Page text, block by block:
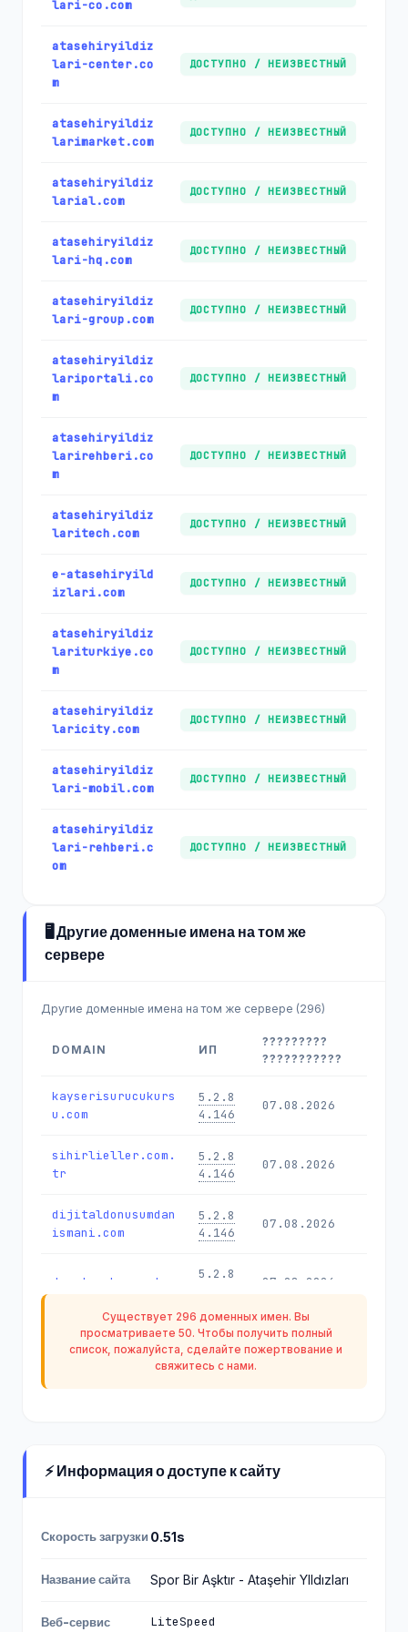
lari-co.com
atasehiryildiz
lari-center.co
m
ДОСТУПНО / НЕИЗВЕСТНЫЙ
atasehiryildiz
larimarket.com
ДОСТУПНО / НЕИЗВЕСТНЫЙ
atasehiryildiz
larial.com
ДОСТУПНО / НЕИЗВЕСТНЫЙ
atasehiryildiz
lari-hq.com
ДОСТУПНО / НЕИЗВЕСТНЫЙ
atasehiryildiz
lari-group.com
ДОСТУПНО / НЕИЗВЕСТНЫЙ
atasehiryildiz
lariportali.co
m
ДОСТУПНО / НЕИЗВЕСТНЫЙ
atasehiryildiz
larirehberi.co
m
ДОСТУПНО / НЕИЗВЕСТНЫЙ
atasehiryildiz
laritech.com
ДОСТУПНО / НЕИЗВЕСТНЫЙ
e-atasehiryild
izlari.com
ДОСТУПНО / НЕИЗВЕСТНЫЙ
atasehiryildiz
lariturkiye.co
m
ДОСТУПНО / НЕИЗВЕСТНЫЙ
atasehiryildiz
laricity.com
ДОСТУПНО / НЕИЗВЕСТНЫЙ
atasehiryildiz
lari-mobil.com
ДОСТУПНО / НЕИЗВЕСТНЫЙ
atasehiryildiz
lari-rehberi.c
om
ДОСТУПНО / НЕИЗВЕСТНЫЙ
🖥️ Другие доменные имена на том же
сервере
Другие доменные имена на том же сервере (296)
DOMAIN ИП
?????????
???????????
kayserisurucukurs
u.com
5.2.8
4.146
07.08.2026
sihirlieller.com.
tr
5.2.8
4.146
07.08.2026
dijitaldonusumdan
ismani.com
5.2.8
4.146
07.08.2026
durutavuk.com.tr
5.2.8
07.08.2026
ideali.com.tr
5.2.8
4.146
07.08.2026
m.tr
4.146
ozelcanlar.com
5.2.8
Существует 296 доменных имен. Вы
просматриваете 50. Чтобы получить полный
список, пожалуйста, сделайте пожертвование и
свяжитесь с нами.
⚡ Информация о доступе к сайту
Скорость загрузки 0.51s
Название сайта Spor Bir Aşktır - Ataşehir YIldızları
Веб-сервис LiteSpeed